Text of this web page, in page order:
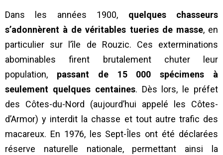
Dans les années 1900, quelques chasseurs
s’adonnèrent à de véritables tueries de masse, en
particulier sur l’île de Rouzic. Ces exterminations
abominables firent brutalement chuter leur
population, passant de 15 000 spécimens à
seulement quelques centaines. Dès lors, le préfet
des Côtes-du-Nord (aujourd’hui appelé les Côtes-
d’Armor) y interdit la chasse et tout autre trafic des
macareux. En 1976, les Sept-Îles ont été déclarées
réserve naturelle nationale, permettant ainsi la